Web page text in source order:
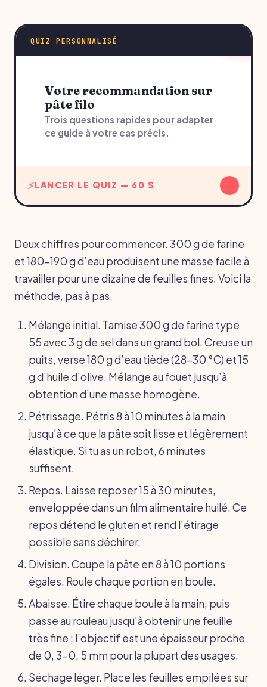
QUIZ PERSONNALISÉ
Votre recommandation sur
pâte filo
Trois questions rapides pour adapter
ce guide à votre cas précis.
LANCER LE QUIZ — 60 S
Deux chiffres pour commencer. 300 g de farine
et 180-190 g d’eau produisent une masse facile à
travailler pour une dizaine de feuilles fines. Voici la
méthode, pas à pas.
Mélange initial. Tamise 300 g de farine type
55 avec 3 g de sel dans un grand bol. Creuse un
puits, verse 180 g d’eau tiède (28-30 °C) et 15
g d’huile d’olive. Mélange au fouet jusqu’à
obtention d’une masse homogène.
Pétrissage. Pétris 8 à 10 minutes à la main
jusqu’à ce que la pâte soit lisse et légèrement
élastique. Si tu as un robot, 6 minutes
suffisent.
Repos. Laisse reposer 15 à 30 minutes,
enveloppée dans un film alimentaire huilé. Ce
repos détend le gluten et rend l’étirage
possible sans déchirer.
Division. Coupe la pâte en 8 à 10 portions
égales. Roule chaque portion en boule.
Abaisse. Étire chaque boule à la main, puis
passe au rouleau jusqu’à obtenir une feuille
très fine ; l’objectif est une épaisseur proche
de 0, 3-0, 5 mm pour la plupart des usages.
Séchage léger. Place les feuilles empilées sur